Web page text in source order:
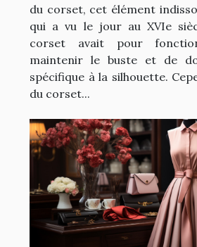
du corset, cet élément
qui a vu le jour au XVIe
corset avait pour
maintenir le buste et de
spécifique à la silhouette.
du corset...